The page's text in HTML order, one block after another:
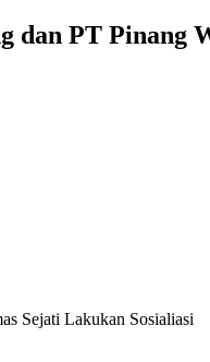
dan PT Pinang
Sejati Lakukan Sosialiasi